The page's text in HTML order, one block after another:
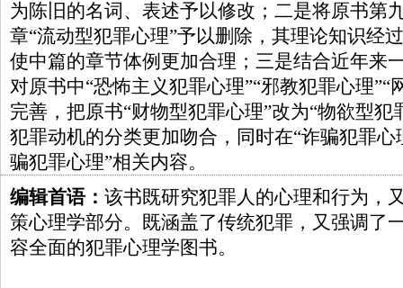
为陈旧的名词、表述予以修改；二是将原书第
章“流动型犯罪心理”予以删除，其理论知识经
使中篇的章节体例更加合理；三是结合近年来
对原书中“恐怖主义犯罪心理”“邪教犯罪心理”“
完善，把原书“财物型犯罪心理”改为“物欲型犯
犯罪动机的分类更加吻合，同时在“诈骗犯罪心
骗犯罪心理”相关内容。
编辑首语： 该书既研究犯罪人的心理和行为，
策心理学部分。既涵盖了传统犯罪，又强调了
容全面的犯罪心理学图书。